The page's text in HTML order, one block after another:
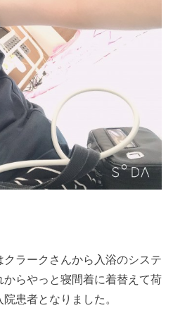
ラークさんから入浴のシステ
からやっと寝間着に着替えて荷
患者となりました。